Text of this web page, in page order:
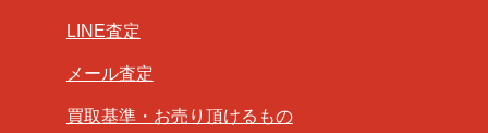
LINE査定
メール査定
買取基準・お売り頂けるもの